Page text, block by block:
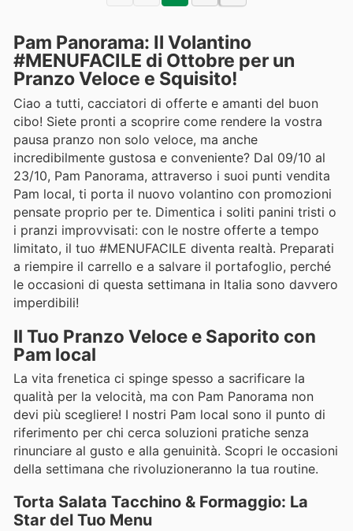
Pam Panorama: Il Volantino
#MENUFACILE di Ottobre per un
Pranzo Veloce e Squisito!
Ciao a tutti, cacciatori di offerte e amanti del buon
cibo! Siete pronti a scoprire come rendere la vostra
pausa pranzo non solo veloce, ma anche
incredibilmente gustosa e conveniente? Dal 09/10 al
23/10, Pam Panorama, attraverso i suoi punti vendita
Pam local, ti porta il nuovo volantino con promozioni
pensate proprio per te. Dimentica i soliti panini tristi o
i pranzi improvvisati: con le nostre offerte a tempo
limitato, il tuo #MENUFACILE diventa realtà. Preparati
a riempire il carrello e a salvare il portafoglio, perché
le occasioni di questa settimana in Italia sono davvero
imperdibili!
Il Tuo Pranzo Veloce e Saporito con
Pam local
La vita frenetica ci spinge spesso a sacrificare la
qualità per la velocità, ma con Pam Panorama non
devi più scegliere! I nostri Pam local sono il punto di
riferimento per chi cerca soluzioni pratiche senza
rinunciare al gusto e alla genuinità. Scopri le occasioni
della settimana che rivoluzioneranno la tua routine.
Torta Salata Tacchino & Formaggio: La
Star del Tuo Menu